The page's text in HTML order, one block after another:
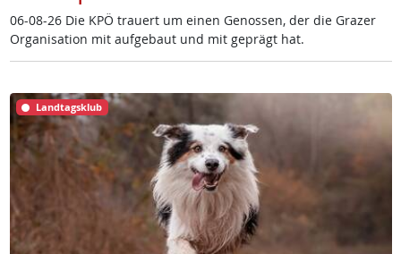
06-08-26 Die KPÖ trau­ert um ei­nen Ge­nos­sen, der die Gra­zer
Or­ga­ni­sa­ti­on mit auf­ge­baut und mit ge­prägt hat.
Landtagsklub